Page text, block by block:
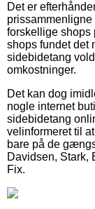
Det er
forskellige shops
shops fundet det
sidebidetang
omkostninger.
Det kan dog
nogle internet
sidebidetang
velinformeret til
bare på de
Davidsen, Stark,
Fix.